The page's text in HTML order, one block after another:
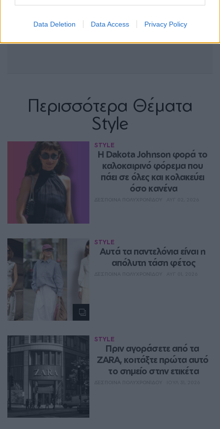
Data Deletion Data Access Privacy Policy
Περισσότερα Θέματα
Style
STYLE
Η Dakota Johnson φορά το
καλοκαιρινό φόρεμα που
πάει σε όλες και κολακεύει
όσο κανένα
STYLE
Aυτά τα παντελόνια είναι η
απόλυτη τάση φέτος
STYLE
Πριν αγοράσετε από τα
ZARA, κοιτάξτε πρώτα αυτό
το σημείο στην ετικέτα